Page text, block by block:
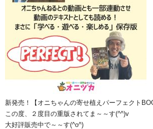
新発売！【オニちゃんの寄せ植えパーフェクト
この度、２度目の重版されてま～～す(^^)v
大好評販売中で～～す(^o^)